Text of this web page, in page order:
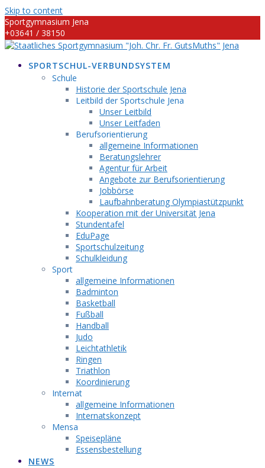
Skip to content
Sportgymnasium Jena
+03641 / 38150
info@sportgymnasium-jena.info
SPORTSCHUL-VERBUNDSYSTEM
Schule
Historie der Sportschule Jena
Leitbild der Sportschule Jena
Unser Leitbild
Unser Leitfaden
Berufsorientierung
allgemeine Informationen
Beratungslehrer
Agentur für Arbeit
Angebote zur Berufsorientierung
Jobbörse
Laufbahnberatung Olympiastützpunkt
Kooperation mit der Universität Jena
Stundentafel
EduPage
Sportschulzeitung
Schulkleidung
Sport
allgemeine Informationen
Badminton
Basketball
Fußball
Handball
Judo
Leichtathletik
Ringen
Triathlon
Koordinierung
Internat
allgemeine Informationen
Internatskonzept
Mensa
Speisepläne
Essensbestellung
NEWS